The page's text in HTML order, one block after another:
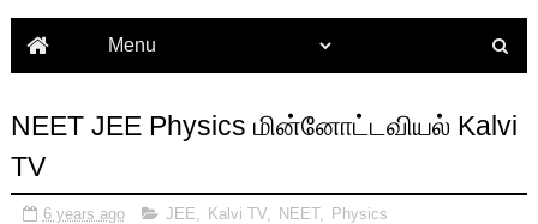
NEET JEE Physics மின்னோட்டவியல் Kalvi
TV
6 years ago JEE Kalvi TV, NEET, Physics